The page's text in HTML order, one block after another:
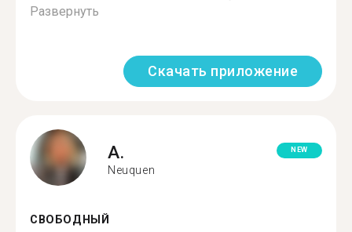
Развернуть
Скачать приложение
A.
Neuquen
NEW
СВОБОДНЫЙ